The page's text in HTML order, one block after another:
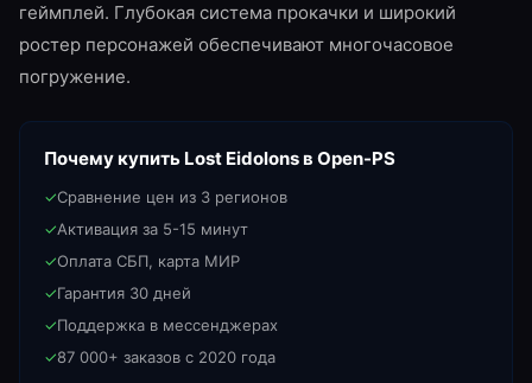
геймплей. Глубокая система прокачки и широкий
ростер персонажей обеспечивают многочасовое
погружение.
Почему купить Lost Eidolonsв Open-PS
✓Сравнение цен из 3 регионов
✓Активация за 5-15 минут
✓Оплата СБП, карта МИР
✓Гарантия 30 дней
✓Поддержка в мессенджерах
✓87 000+ заказов с 2020 года